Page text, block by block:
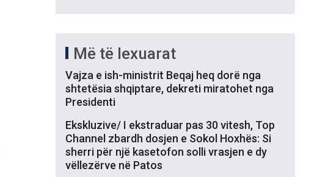
Më të lexuarat
Vajza e ish-ministrit Beqaj heq dorë nga
shtetësia shqiptare, dekreti miratohet nga
Presidenti
Ekskluzive/ I ekstraduar pas 30 vitesh, Top
Channel zbardh dosjen e Sokol Hoxhës: Si
sherri për një kasetofon solli vrasjen e dy
vëllezërve në Patos